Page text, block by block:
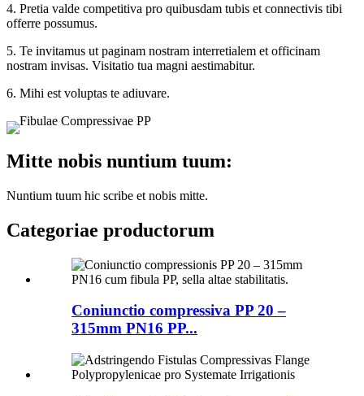
4. Pretia valde competitiva pro quibusdam tubis et connectivis tibi
offerre possumus.
5. Te invitamus ut paginam nostram interretialem et officinam
nostram invisas. Visitatio tua magni aestimabitur.
6. Mihi est voluptas te adiuvare.
Mitte nobis nuntium tuum:
Nuntium tuum hic scribe et nobis mitte.
Categoriae productorum
Coniunctio compressiva PP 20 –
315mm PN16 PP...